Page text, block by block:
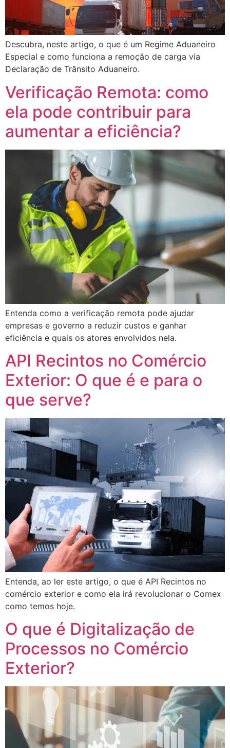
Descubra, neste artigo, o que é um Regime Aduaneiro
Especial e como funciona a remoção de carga via
Declaração de Trânsito Aduaneiro.
Verificação Remota: como
ela pode contribuir para
aumentar a eficiência?
Entenda como a verificação remota pode ajudar
empresas e governo a reduzir custos e ganhar
eficiência e quais os atores envolvidos nela.
API Recintos no Comércio
Exterior: O que é e para o
que serve?
Entenda, ao ler este artigo, o que é API Recintos no
comércio exterior e como ela irá revolucionar o Comex
como temos hoje.
O que é Digitalização de
Processos no Comércio
Exterior?